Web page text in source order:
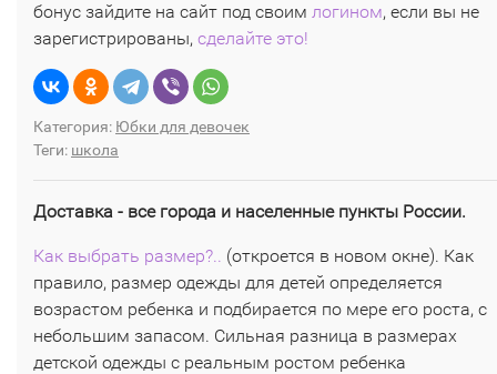
бонус зайдите на сайт под своим логином, если вы не
зарегистрированы, сделайте это!
Категория: Юбки для девочек
Теги: школа
Доставка - все города и населенные пункты России.
Как выбрать размер?.. (откроется в новом окне). Как
правило, размер одежды для детей определяется
возрастом ребенка и подбирается по мере его роста, с
небольшим запасом. Сильная разница в размерах
детской одежды с реальным ростом ребенка